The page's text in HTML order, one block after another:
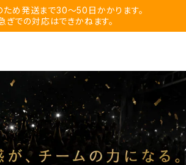
ため発送まで30〜50日かかります。
ぎでの対応はできかねます。